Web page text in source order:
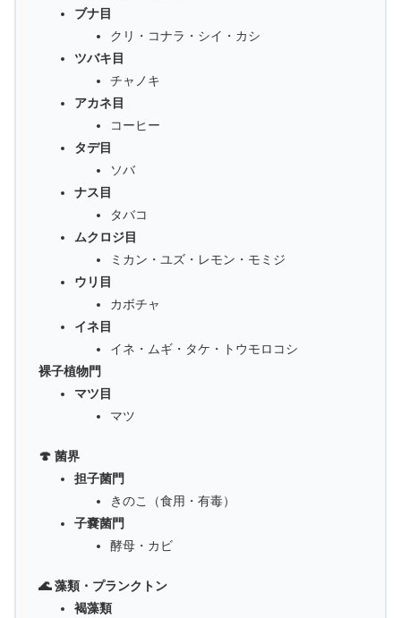
ブナ目
クリ・コナラ・シイ・カシ
ツバキ目
チャノキ
アカネ目
コーヒー
タデ目
ソバ
ナス目
タバコ
ムクロジ目
ミカン・ユズ・レモン・モミジ
ウリ目
カボチャ
イネ目
イネ・ムギ・タケ・トウモロコシ
裸子植物門
マツ目
マツ
🍄 菌界
担子菌門
きのこ（食用・有毒）
子嚢菌門
酵母・カビ
🌊 藻類・プランクトン
褐藻類